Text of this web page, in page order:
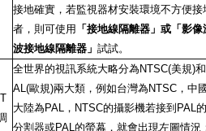
接地確實，若監視器材安裝環境不方便接
者，則可使用 「接地線隔離器」或「影像
波接地線隔離器」 試試。
全世界的視訊系統大略分為NTSC(美規)
AL(歐規)兩大類，例如台灣為NTSC，中
大陸為PAL，NTSC的攝影機若接到PAL的
分割器或PAL的螢幕，就會出現左圖情況